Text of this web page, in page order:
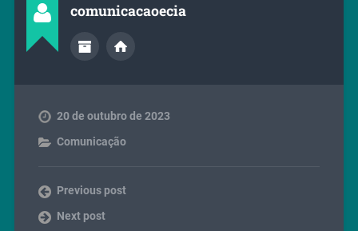
comunicacaoecia
20 de outubro de 2023
Comunicação
Previous post
Next post